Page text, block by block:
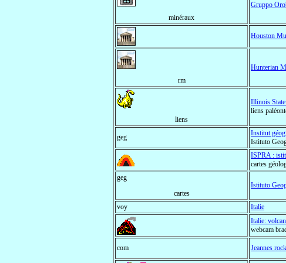
minéraux
Gruppo
Houston
rm
Hunterian
liens
Illinois
liens
geg
Institut
Istituto
ISPRA :
cartes
geg
cartes
Istituto
voy Italie
Italie:
webcam
com Jeannes